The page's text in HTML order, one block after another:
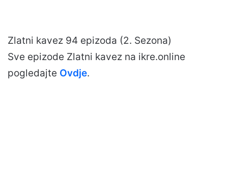
Zlatni kavez 94 epizoda (2. Sezona)
Sve epizode Zlatni kavez na ikre.online
pogledajte Ovdje.